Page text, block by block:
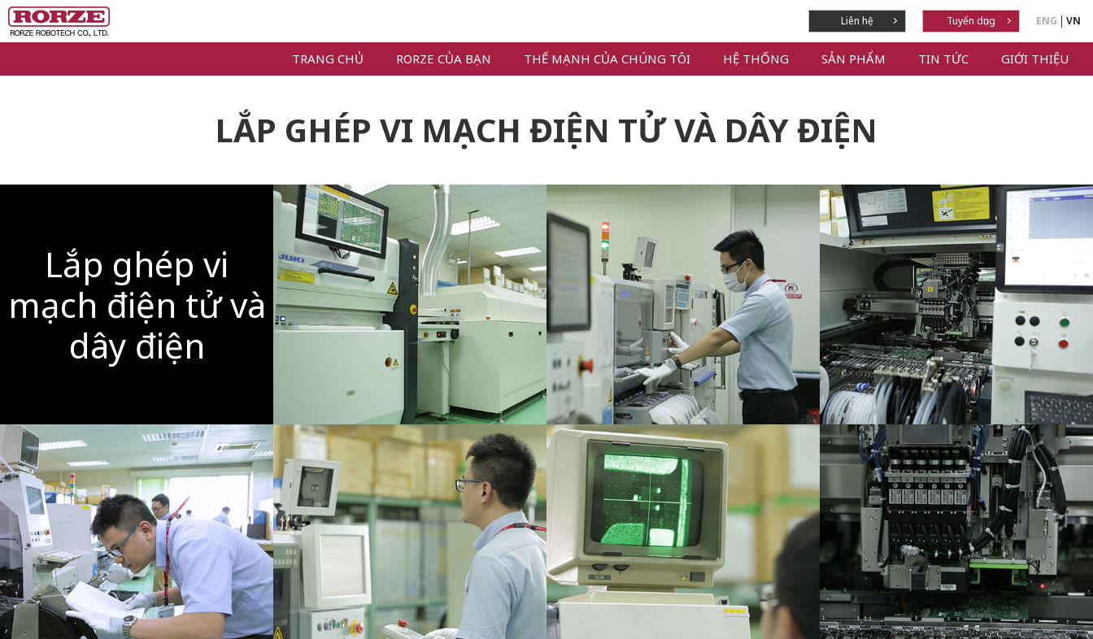
Liên hệ Tuyển dụng ENG VN
TRANG CHỦ RORZE CỦA BẠN THẾ MẠNH CỦA CHÚNG TÔI HỆ THỐNG SẢN PHẨM TIN TỨC GIỚI THIỆU
LẮP GHÉP VI MẠCH ĐIỆN TỬ VÀ DÂY ĐIỆN
Lắp ghép vi
mạch điện tử và
dây điện